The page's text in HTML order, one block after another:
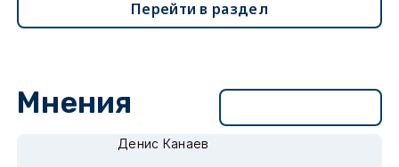
Перейти в раздел
Мнения
Денис Канаев